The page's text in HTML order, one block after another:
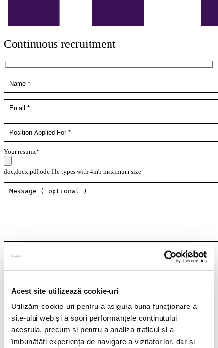
Acest site utilizează cookie-uri
Utilizăm cookie-uri pentru a asigura buna funcționare a
site-ului web și a spori performanțele conținutului
acestuia, precum și pentru a analiza traficul și a
îmbunătăți experiența de navigare a vizitatorilor, dar și
Continuous recruitment
Your resume*
doc,docx,pdf,odc file types with 4mb maximum size
I agree that my personal data contained in my resume, as well as in other
documents submitted to Filip & Company for recruitment purposes (such as
cover letter, any recommendations provided, if applicable) to be stored and
database and to be contacted by Filip & Company for new
employment/collaboration opportunities by using the contact details included
in my resume.
More details here.